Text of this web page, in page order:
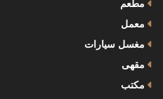
مطعم
معمل
مغسل سيارات
مقهى
مكتب